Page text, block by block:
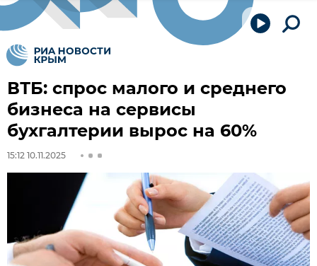
ВТБ: спрос малого и среднего
бизнеса на сервисы
бухгалтерии вырос на 60%
15:12 10.11.2025